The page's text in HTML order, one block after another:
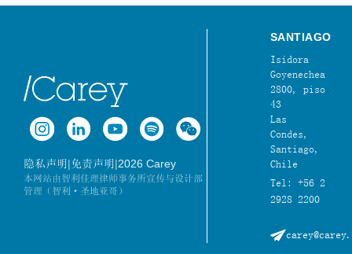
隐私声明|免责声明|2026 Carey
本网站由智利佳理律师事务所宣传与设计部
管理（智利·圣地亚哥）
SANTIAGO
Isidora
Goyenechea
2800, piso
43
Las
Condes,
Santiago,
Chile
Tel: +56 2
2928 2200